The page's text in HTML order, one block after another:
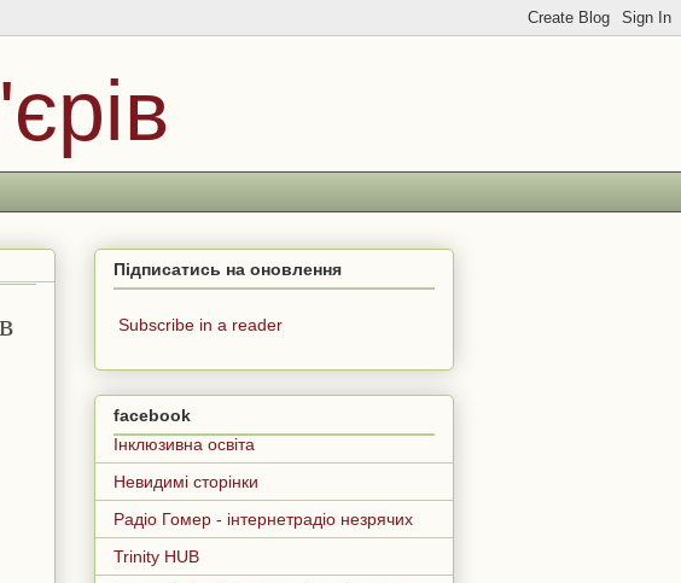
Підписатись на оновлення
Subscribe in a reader
facebook
Інклюзивна освіта
Невидимі сторінки
Радіо Гомер - інтернетрадіо незрячих
Trinity HUB